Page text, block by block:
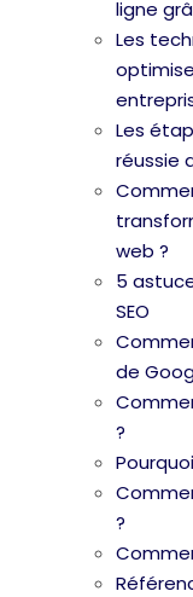
ligne
Les
Les
réussie
web ?
5
SEO
de
?
?